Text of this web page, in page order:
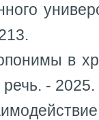
в
речь. -